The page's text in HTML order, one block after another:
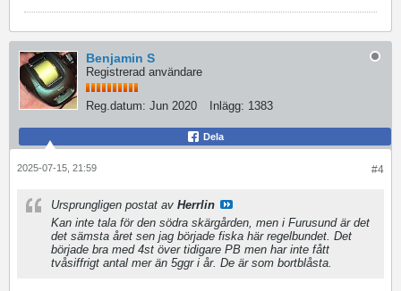
Benjamin S
Registrerad användare
Reg.datum: Jun 2020 Inlägg: 1383
Dela
#4
2025-07-15, 21:59
Ursprungligen postat av Herrlin
Kan inte tala för den södra skärgården, men i Furusund är det
det sämsta året sen jag började fiska här regelbundet. Det
började bra med 4st över tidigare PB men har inte fått
tvåsiffrigt antal mer än 5ggr i år. De är som bortblåsta.